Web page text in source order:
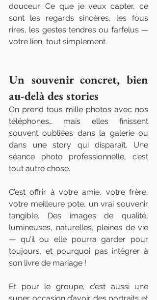
douceur. Ce que je veux capter, ce
sont les regards sincères, les fous
rires, les gestes tendres ou farfelus —
votre lien, tout simplement.
Un souvenir concret, bien
au-delà des stories
On prend tous mille photos avec nos
téléphones… mais elles finissent
souvent oubliées dans la galerie ou
dans une story qui disparaît. Une
séance photo professionnelle, c’est
tout autre chose.
C’est offrir à votre amie, votre frère,
votre meilleure pote, un vrai souvenir
tangible. Des images de qualité,
lumineuses, naturelles, pleines de vie
— qu’il ou elle pourra garder pour
toujours, et pourquoi pas intégrer à
son livre de mariage !
Et pour le groupe, c’est aussi une